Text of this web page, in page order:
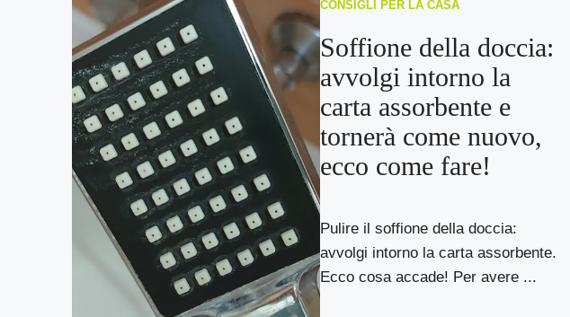
CONSIGLI PER LA CASA
Soffione della doccia:
avvolgi intorno la
carta assorbente e
tornerà come nuovo,
ecco come fare!
Pulire il soffione della doccia:
avvolgi intorno la carta assorbente.
Ecco cosa accade! Per avere ...